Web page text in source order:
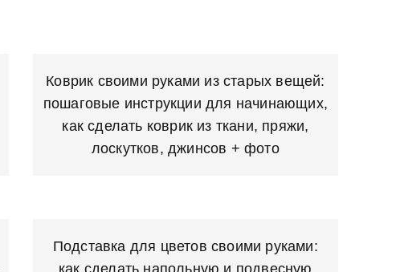
Коврик своими руками из старых вещей:
пошаговые инструкции для начинающих,
как сделать коврик из ткани, пряжи,
лоскутков, джинсов + фото
Подставка для цветов своими руками:
как сделать напольную и подвесную